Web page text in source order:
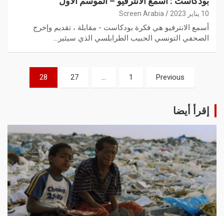
10 يناير 2023 Screen Arabia
أسمع الانترفيو هي فكرة بودكاست - مقابلة ، تقديم وإخرج
الصحفي التونسي الحبيب الطرابلسي الذي سيثير…
Previous
1
…
27
28
إقرأ أيضا